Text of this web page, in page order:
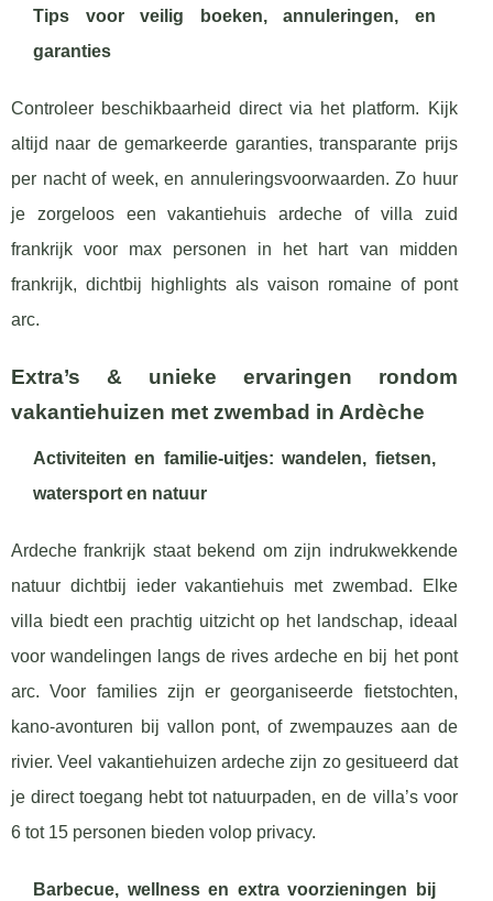
Tips voor veilig boeken, annuleringen, en
garanties
Controleer beschikbaarheid direct via het platform. Kijk
altijd naar de gemarkeerde garanties, transparante prijs
per nacht of week, en annuleringsvoorwaarden. Zo huur
je zorgeloos een vakantiehuis ardeche of villa zuid
frankrijk voor max personen in het hart van midden
frankrijk, dichtbij highlights als vaison romaine of pont
arc.
Extra’s & unieke ervaringen rondom
vakantiehuizen met zwembad in Ardèche
Activiteiten en familie-uitjes: wandelen, fietsen,
watersport en natuur
Ardeche frankrijk staat bekend om zijn indrukwekkende
natuur dichtbij ieder vakantiehuis met zwembad. Elke
villa biedt een prachtig uitzicht op het landschap, ideaal
voor wandelingen langs de rives ardeche en bij het pont
arc. Voor families zijn er georganiseerde fietstochten,
kano-avonturen bij vallon pont, of zwempauzes aan de
rivier. Veel vakantiehuizen ardeche zijn zo gesitueerd dat
je direct toegang hebt tot natuurpaden, en de villa’s voor
6 tot 15 personen bieden volop privacy.
Barbecue, wellness en extra voorzieningen bij